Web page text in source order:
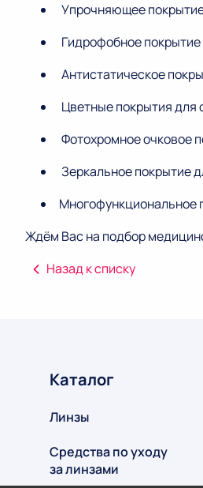
Упрочняющее
Гидрофобное покрытие
Антистатическое
Цветные покрытия для
Фотохромное очковое
Зеркальное покрытие
Многофункциональное
Ждём Вас на подбор
Назад к списку
Каталог
Линзы
Средства по уходу
за линзами